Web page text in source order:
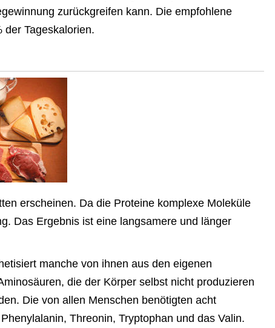
zurückgreifen kann. Die empfohlene
der Tageskalorien.
erscheinen. Da die Proteine komplexe Moleküle
Das Ergebnis ist eine langsamere und länger
manche von ihnen aus den eigenen
die der Körper selbst nicht produzieren
Die von allen Menschen benötigten acht
Threonin, Tryptophan und das Valin.